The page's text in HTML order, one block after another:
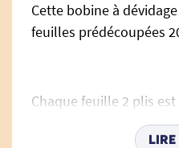
Cette bobine à
feuilles prédécoupées
Chaque feuille 2 plis
ouate de cellulose
LIRE